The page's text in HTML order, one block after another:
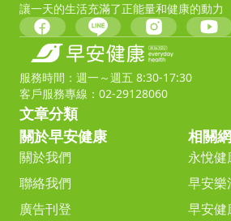
讓一天的生活充滿了正能量和健康的動力
服務時間：週一～週五 8:30-17:30
客戶服務專線：02-29128060
文章分類
關於早安健康
關於我們
聯絡我們
廣告刊登
相關
永悅健
早安樂
早安健